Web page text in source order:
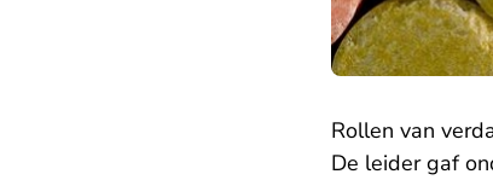
Rollen van
De leider gaf